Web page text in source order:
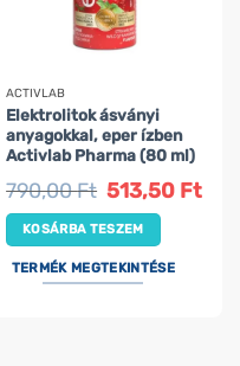
ACTIVLAB
Elektrolitok ásványi
anyagokkal, eper ízben
Activlab Pharma (80 ml)
790,00Ft Original
price
was:
790,00 Ft.
513,50 Ftprice
KOSÁRBA TESZEM
TERMÉK MEGTEKINTÉSE